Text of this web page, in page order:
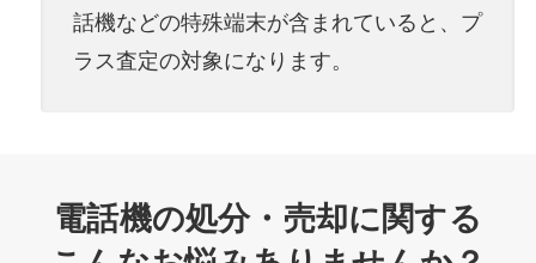
話機などの特殊端末が含まれていると、プ
ラス査定の対象になります。
電話機の処分・売却に関する